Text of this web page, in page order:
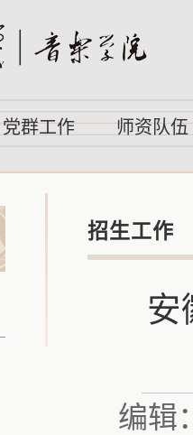
党群工作 师资队伍
招生工作
安
编辑